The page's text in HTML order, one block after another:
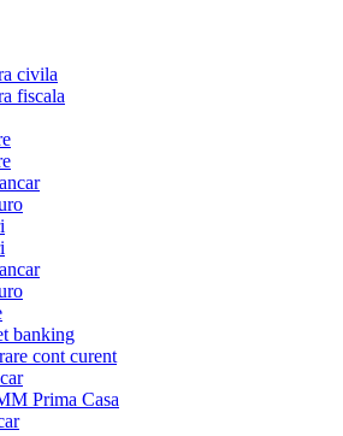
civila
fiscala
banking
cont curent
Prima Casa